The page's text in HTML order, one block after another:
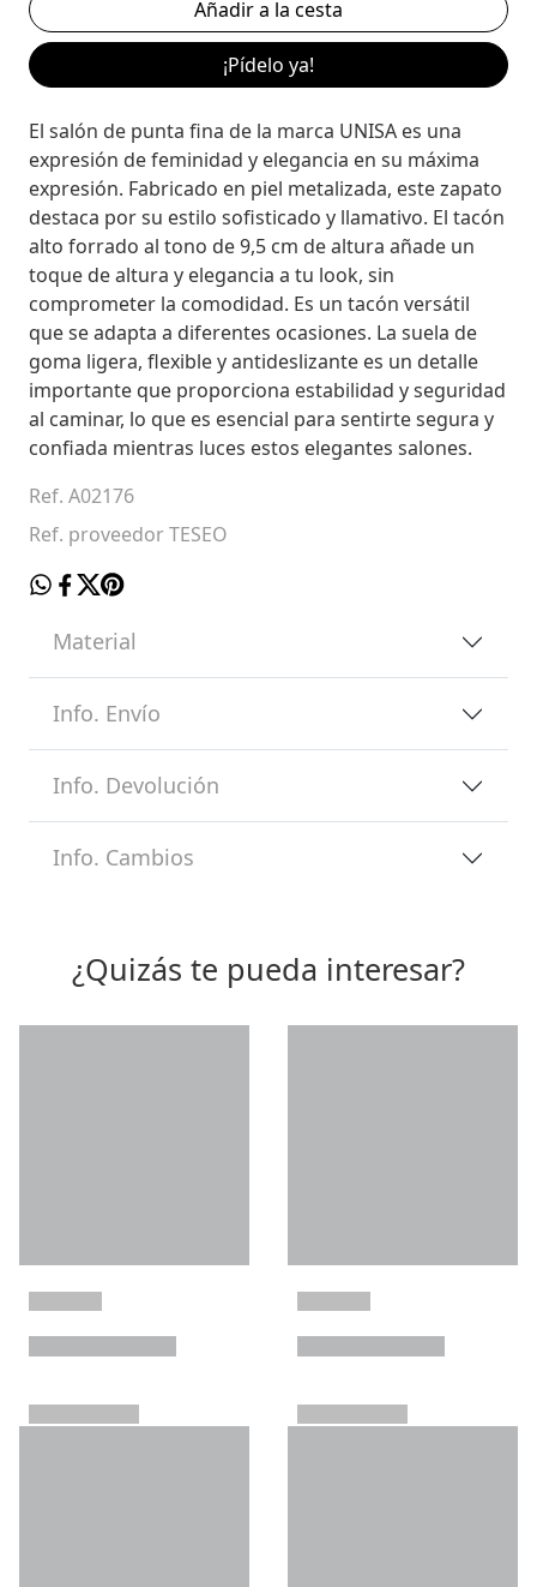
¡Pídelo ya!
El salón de punta fina de la marca UNISA es una
expresión de feminidad y elegancia en su máxima
expresión. Fabricado en piel metalizada, este zapato
destaca por su estilo sofisticado y llamativo. El tacón
alto forrado al tono de 9,5 cm de altura añade un
toque de altura y elegancia a tu look, sin
comprometer la comodidad. Es un tacón versátil
que se adapta a diferentes ocasiones. La suela de
goma ligera, flexible y antideslizante es un detalle
importante que proporciona estabilidad y seguridad
al caminar, lo que es esencial para sentirte segura y
confiada mientras luces estos elegantes salones.
Ref. A02176
Ref. proveedor TESEO
Material
Info. Envío
Info. Devolución
Info. Cambios
¿Quizás te pueda interesar?